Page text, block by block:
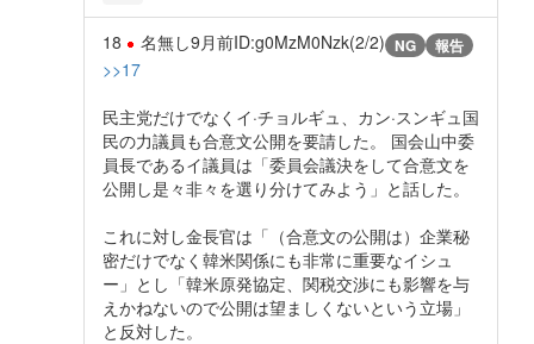
18 名無し9月前ID:g0MzM0Nzk(2/2) NG 報告
>>17
民主党だけでなくイ·チョルギュ、カン·スンギュ国
民の力議員も合意文公開を要請した。 国会山中委
員長であるイ議員は「委員会議決をして合意文を
公開し是々非々を選り分けてみよう」と話した。
これに対し金長官は「（合意文の公開は）企業秘
密だけでなく韓米関係にも非常に重要なイシュ
ー」とし「韓米原発協定、関税交渉にも影響を与
えかねないので公開は望ましくないという立場」
と反対した。